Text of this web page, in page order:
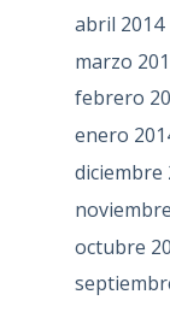
abril 2014
marzo
febrero
enero
diciembre
octubre